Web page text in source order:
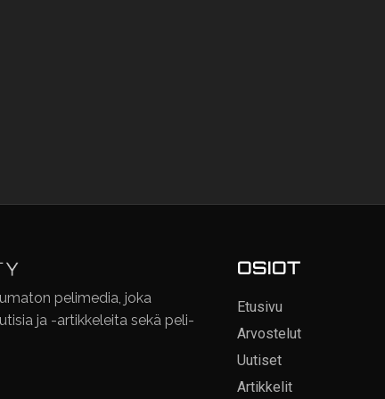
pelimedia, joka
ja -artikkeleita sekä peli-
OSIOT
Etusivu
Arvostelut
Uutiset
Artikkelit